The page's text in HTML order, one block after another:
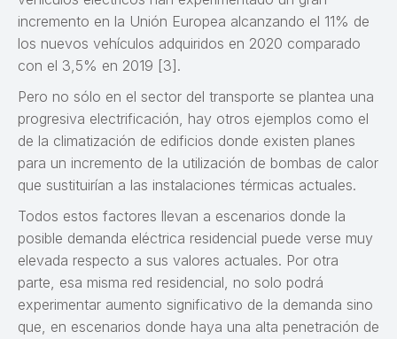
incremento en la Unión Europea alcanzando el 11% de
los nuevos vehículos adquiridos en 2020 comparado
con el 3,5% en 2019 [3].
Pero no sólo en el sector del transporte se plantea una
progresiva electrificación, hay otros ejemplos como el
de la climatización de edificios donde existen planes
para un incremento de la utilización de bombas de calor
que sustituirían a las instalaciones térmicas actuales.
Todos estos factores llevan a escenarios donde la
posible demanda eléctrica residencial puede verse muy
elevada respecto a sus valores actuales. Por otra
parte, esa misma red residencial, no solo podrá
experimentar aumento significativo de la demanda sino
que, en escenarios donde haya una alta penetración de